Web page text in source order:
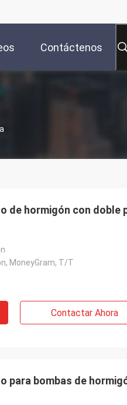
Contáctenos
de hormigón con doble
MoneyGram, T/T
Contactar Ahora
para bombas de